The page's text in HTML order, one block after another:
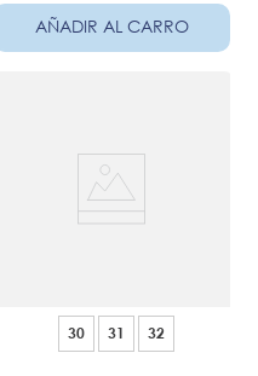
AÑADIR AL CARRO
30 31 32